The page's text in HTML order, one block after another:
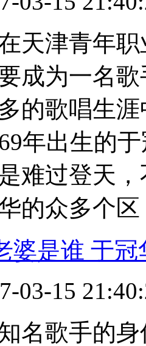
天津青年
成为一名
的歌唱生
年出生的
难过登天
的众多个区
婆是谁 于
03-15
名歌手的